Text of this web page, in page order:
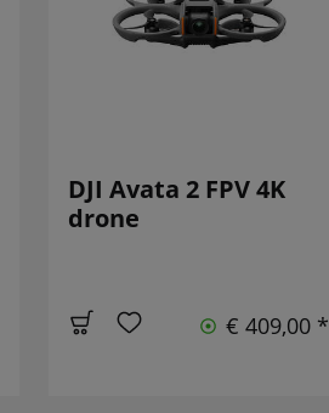
DJI Avata 2 FPV 4K
drone
€ 409,00 *